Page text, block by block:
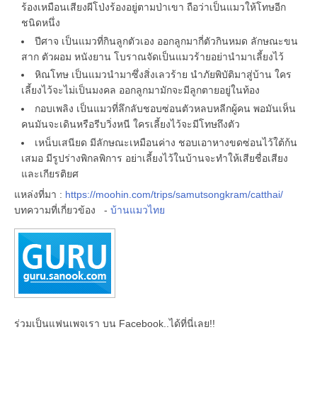
ร้องเหมือนเสียงผีโป่งร้องอยู่ตามป่าเขา ถือว่าเป็นแมวให้โทษอีก
ชนิดหนึ่ง
ปีศาจ เป็นแมวที่กินลูกตัวเอง ออกลูกมากี่ตัวกินหมด ลักษณะขน
สาก ตัวผอม หนังยาน โบราณจัดเป็นแมวร้ายอย่านำมาเลี้ยงไว้
หิณโทษ เป็นแมวนำมาซึ่งสิ่งเลวร้าย นำภัยพิบัติมาสู่บ้าน ใคร
เลี้ยงไว้จะไม่เป็นมงคล ออกลูกมามักจะมีลูกตายอยู่ในท้อง
กอบเพลิง เป็นแมวที่ลึกลับชอบซ่อนตัวหลบหลีกผู้คน พอมันเห็น
คนมันจะเดินหรือรีบวิ่งหนี ใครเลี้ยงไว้จะมีโทษถึงตัว
เหน็บเสนียด มีลักษณะเหมือนค่าง ชอบเอาหางขดซ่อนไว้ใต้ก้น
เสมอ มีรูปร่างพิกลพิการ อย่าเลี้ยงไว้ในบ้านจะทำให้เสียชื่อเสียง
และเกียรติยศ
แหล่งที่มา : https://moohin.com/trips/samutsongkram/catthai/
บทความที่เกี่ยวข้อง - บ้านแมวไทย
ร่วมเป็นแฟนเพจเรา บน Facebook..ได้ที่นี่เลย!!